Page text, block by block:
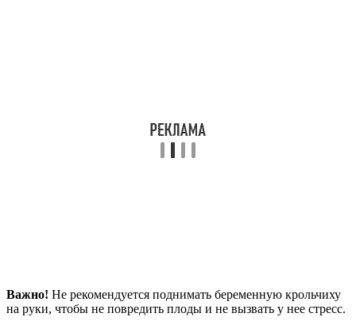
Важно! Не рекомендуется поднимать беременную крольчиху
на руки, чтобы не повредить плоды и не вызвать у нее стресс.